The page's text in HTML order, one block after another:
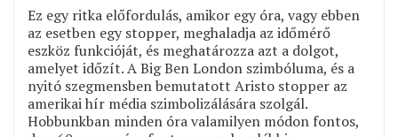
Ez egy ritka előfordulás, amikor egy óra, vagy ebben
az esetben egy stopper, meghaladja az időmérő
eszköz funkcióját, és meghatározza azt a dolgot,
amelyet időzít. A Big Ben London szimbóluma, és a
nyitó szegmensben bemutatott Aristo stopper az
amerikai hír média szimbolizálására szolgál.
Hobbunkban minden óra valamilyen módon fontos,